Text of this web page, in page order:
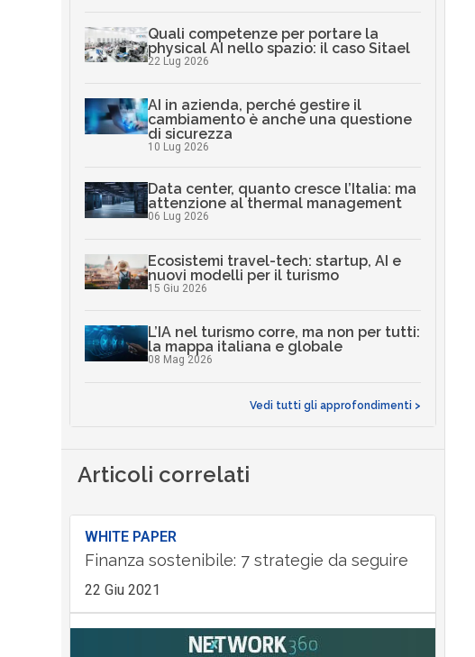
Quali competenze per portare la
physical AI nello spazio: il caso Sitael
22 Lug 2026
AI in azienda, perché gestire il
cambiamento è anche una questione
di sicurezza
10 Lug 2026
Data center, quanto cresce l’Italia: ma
attenzione al thermal management
06 Lug 2026
Ecosistemi travel-tech: startup, AI e
nuovi modelli per il turismo
15 Giu 2026
L’IA nel turismo corre, ma non per tutti:
la mappa italiana e globale
08 Mag 2026
Vedi tutti gli approfondimenti >
Articoli correlati
WHITE PAPER
Finanza sostenibile: 7 strategie da seguire
22 Giu 2021